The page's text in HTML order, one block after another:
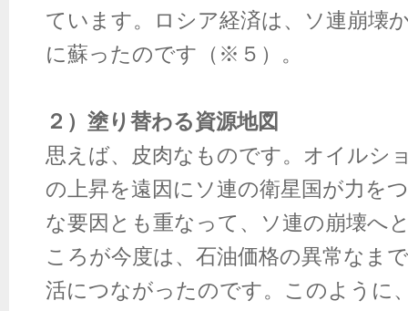
ています。ロシア経済は、ソ連崩壊
に蘇ったのです（※５）。
２）塗り替わる資源地図
思えば、皮肉なものです。オイルシ
の上昇を遠因にソ連の衛星国が力を
な要因とも重なって、ソ連の崩壊へ
ころが今度は、石油価格の異常なま
活につながったのです。このように